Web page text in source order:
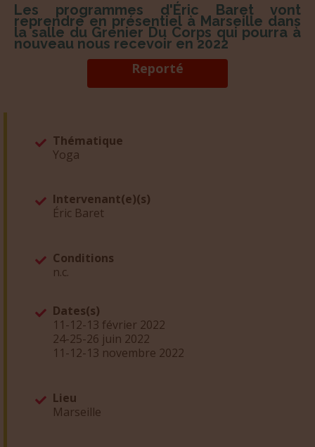
Les programmes d'Éric Baret vont
reprendre en présentiel à Marseille dans
la salle du Grenier Du Corps qui pourra à
nouveau nous recevoir en 2022
Reporté
Thématique
Yoga
Intervenant(e)(s)
Éric Baret
Conditions
n.c.
Dates(s)
11-12-13 février 2022
24-25-26 juin 2022
11-12-13 novembre 2022
Lieu
Marseille